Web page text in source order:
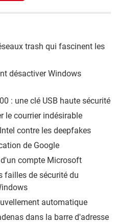
trash qui fascinent les
désactiver Windows
: une clé USB haute sécurité
le courrier indésirable
contre les deepfakes
de Google
compte Microsoft
failles de sécurité du
automatique
dans la barre d'adresse